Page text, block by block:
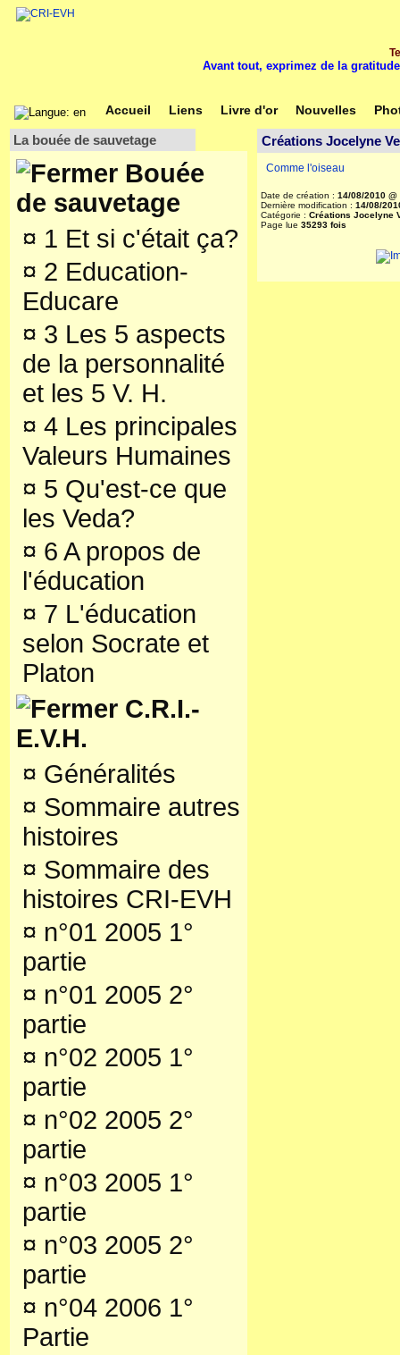
Avant tout, exprimez de la
Accueil Liens Livre d'or Nouvelles
La bouée de sauvetage
Bouée
de sauvetage
¤ 1 Et si c'était ça?
¤ 2 Education-
Educare
¤ 3 Les 5 aspects
de la personnalité
et les 5 V. H.
¤ 4 Les principales
Valeurs Humaines
¤ 5 Qu'est-ce que
les Veda?
¤ 6 A propos de
l'éducation
¤ 7 L'éducation
selon Socrate et
Platon
C.R.I.-
E.V.H.
¤ Généralités
¤ Sommaire autres
histoires
¤ Sommaire des
histoires CRI-EVH
¤ n°01 2005 1°
partie
¤ n°01 2005 2°
partie
¤ n°02 2005 1°
partie
¤ n°02 2005 2°
partie
¤ n°03 2005 1°
partie
¤ n°03 2005 2°
partie
¤ n°04 2006 1°
Partie
Créations Jocelyne
Comme l'oiseau
Date de création : 14/08/2010 @
Dernière modification : 14/08/
Catégorie : Créations Jocelyne
Page lue 35293 fois